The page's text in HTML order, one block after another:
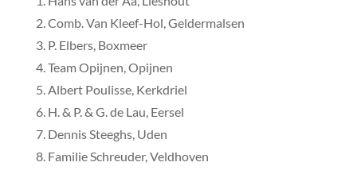
2. Comb. Van Kleef-Hol, Geldermalsen
3. P. Elbers, Boxmeer
4. Team Opijnen, Opijnen
5. Albert Poulisse, Kerkdriel
6. H. & P. & G. de Lau, Eersel
7. Dennis Steeghs, Uden
8. Familie Schreuder, Veldhoven